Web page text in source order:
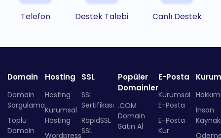
Telefon Destek Talebi Canlı Destek
Domain
Domain
Sorgulama
Toplu
Domain
Hosting
Hosting
Kurumsal
Hosting
Wordpress
SSL
SSL
Sertifikası
RapidSSL
SSL
Popüler
Domainler
.COM
Domain
Satın Al
E-Posta
Kurumsal
E-Posta
E-Posta
Kur
İnsan